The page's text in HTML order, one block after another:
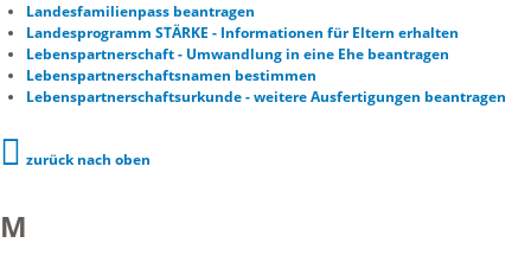
Landesfamilienpass beantragen
Landesprogramm STÄRKE - Informationen für Eltern erhalten
Lebenspartnerschaft - Umwandlung in eine Ehe beantragen
Lebenspartnerschaftsnamen bestimmen
Lebenspartnerschaftsurkunde - weitere Ausfertigungen beantragen
zurück nach oben
M